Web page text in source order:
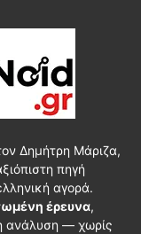
Δημήτρη Μάριζα,
πηγή
αγορά.
έρευνα,
ανάλυση — χωρίς